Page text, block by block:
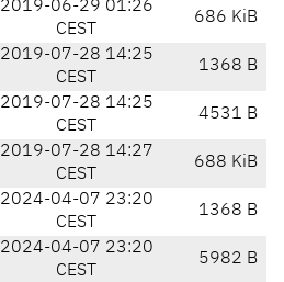
2019-06-29 01:26
CEST
686 KiB
2019-07-28 14:25
CEST
1368 B
2019-07-28 14:25
CEST
4531 B
2019-07-28 14:27
CEST
688 KiB
2024-04-07 23:20
CEST
1368 B
2024-04-07 23:20
CEST
5982 B